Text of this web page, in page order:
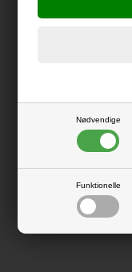
Nødvendige
Funktionelle
Producentens varenr.:
Plaststencils, som du
for at lave dine egne
LÆS OG BLIV